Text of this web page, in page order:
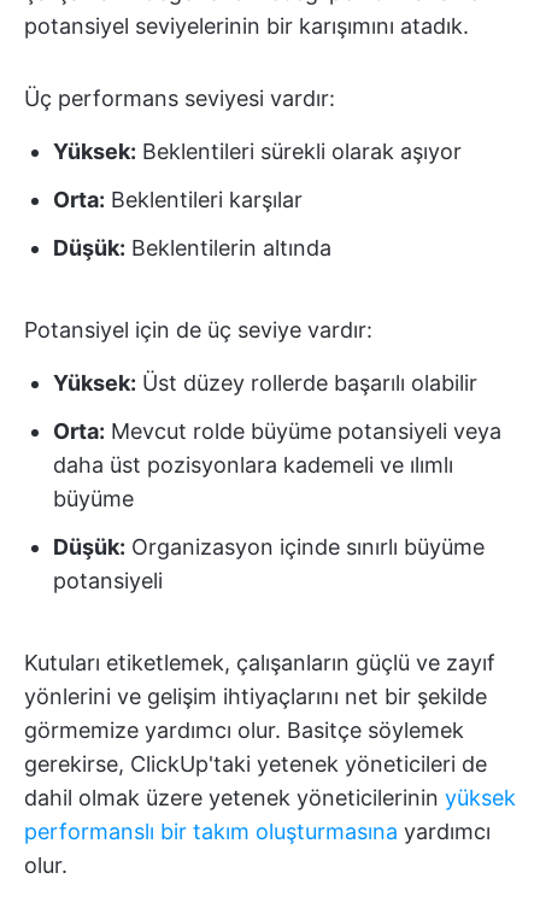
potansiyel seviyelerinin bir karışımını atadık.
Üç performans seviyesi vardır:
Yüksek: Beklentileri sürekli olarak aşıyor
Orta: Beklentileri karşılar
Düşük: Beklentilerin altında
Potansiyel için de üç seviye vardır:
Yüksek: Üst düzey rollerde başarılı olabilir
Orta: Mevcut rolde büyüme potansiyeli veya
daha üst pozisyonlara kademeli ve ılımlı
büyüme
Düşük: Organizasyon içinde sınırlı büyüme
potansiyeli
Kutuları etiketlemek, çalışanların güçlü ve zayıf
yönlerini ve gelişim ihtiyaçlarını net bir şekilde
görmemize yardımcı olur. Basitçe söylemek
gerekirse, ClickUp'taki yetenek yöneticileri de
dahil olmak üzere yetenek yöneticilerinin yüksek
performanslı bir takım oluşturmasına yardımcı
olur.